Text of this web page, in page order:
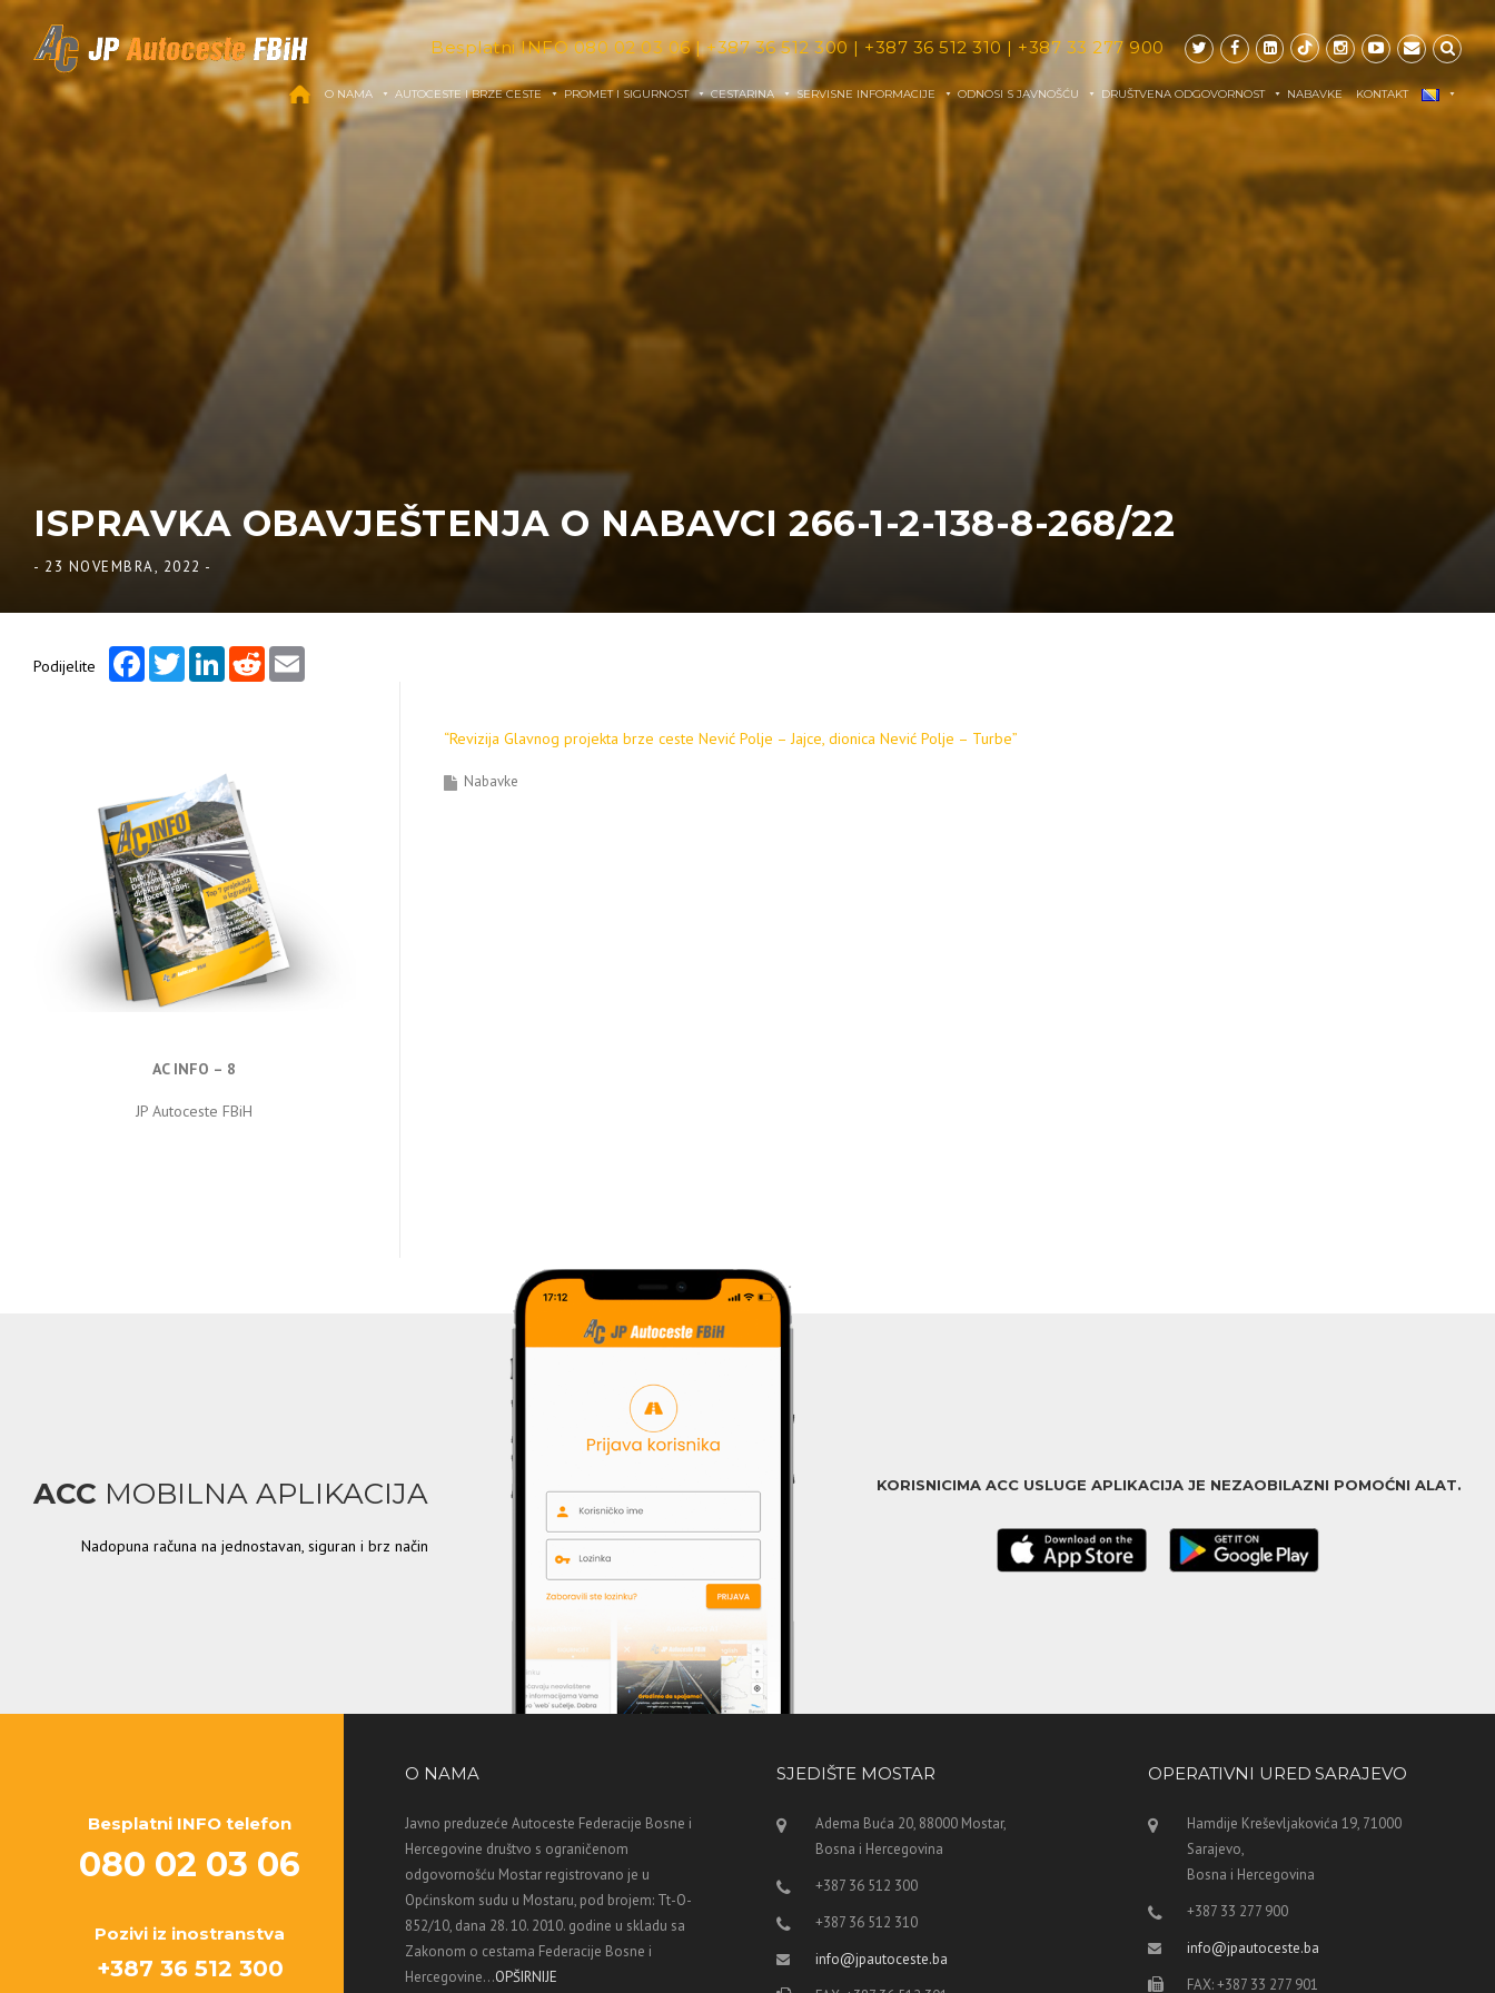
Skip to content
Besplatni INFO080 02 03 06|+387 36 512 300 | +387 36 512 310| +387 33 277 900
O NAMA AUTOCESTE I BRZE CESTE PROMET I SIGURNOST CESTARINA SERVISNE INFORMACIJE ODNOSI S JAVNOŠĆU DRUŠTVENA ODGOVORNOST NABAVKE KONTAKT
ISPRAVKA OBAVJEŠTENJA O NABAVCI 266-1-2-138-8-268/22
- 23 NOVEMBRA, 2022 -
Podijelite
FacebookTwitterLinkedInReddit
“Revizija Glavnog projekta brze ceste Nević Polje – Jajce, dionica Nević Polje – Turbe”
Nabavke
AC INFO – 8
JP Autoceste FBiH
ACC MOBILNA APLIKACIJA
Nadopuna računa na jednostavan, siguran i brz način
KORISNICIMA ACC USLUGE APLIKACIJA JE NEZAOBILAZNI POMOĆNI ALAT.
Besplatni INFO telefon
080 02 03 06
Pozivi iz inostranstva
+387 36 512 300
O NAMA
Javno preduzeće Autoceste Federacije Bosne i
Hercegovine društvo s ograničenom
odgovornošću Mostar registrovano je u
Općinskom sudu u Mostaru, pod brojem: Tt-O-
852/10, dana 28. 10. 2010. godine u skladu sa
Zakonom o cestama Federacije Bosne i
Hercegovine...OPŠIRNIJE
SJEDIŠTE MOSTAR
Adema Buća 20, 88000 Mostar,
Bosna i Hercegovina
+387 36 512 300
+387 36 512 310
info@jpautoceste.ba
OPERATIVNI URED SARAJEVO
Hamdije Kreševljakovića 19, 71000
Sarajevo,
Bosna i Hercegovina
+387 33 277 900
info@jpautoceste.ba
FAX: +387 33 277 901